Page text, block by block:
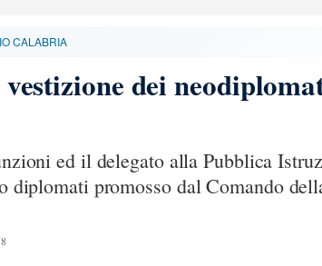
CALABRIA
dei
ed il delegato alla Pubblica
diplomati promosso dal Comando